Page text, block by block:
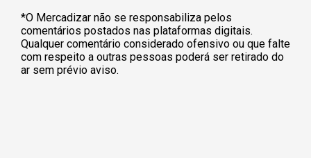
*O Mercadizar não se responsabiliza pelos
comentários postados nas plataformas digitais.
Qualquer comentário considerado ofensivo ou que falte
com respeito a outras pessoas poderá ser retirado do
ar sem prévio aviso.